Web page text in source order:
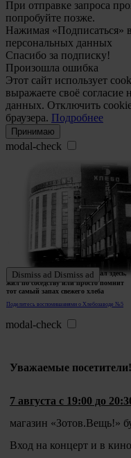
При отправке запроса
попробуйте позже.
Нажимая «Подписаться»
персональных данных
Спасибо за подписку!
Произошла ошибка
Этот сайт использует
выражаете своё
данных. Отключить
браузера. Подробнее
Принимаю
modal-check
Поделитесь воспоминаниями о Хлебозаводе №5
Ждем истории тех, кто работал здесь,
жил по соседству или просто помнит
тот самый запах свежего хлеба
Dismiss ad Dismiss ad
modal-check
Уважаемые посетители!
7 августа с 19:00 до
магазин «Зотов.Вещь!»
Вход на концерт и в